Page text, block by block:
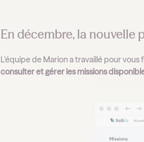
En décembre, la nouvelle
L’équipe de Marion a travaillé pour
consulter et gérer les missions